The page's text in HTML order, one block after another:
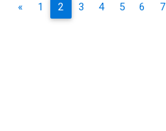
« 1 2 3 4 5 6 7